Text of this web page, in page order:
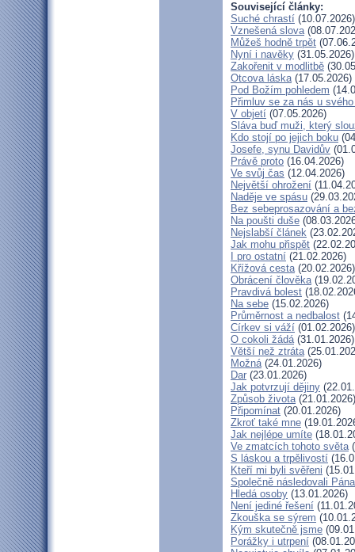
Související články:
Suché chrastí (10.07.2026)
Vznešená slova
Můžeš hodně trpět
Nyní i navěky (31.05.2026)
Zakořenit v modlitbě
Otcova láska(17.05.2026)
Pod Božím pohledem
Přimluv se za nás u
V objetí (07.05.2026)
Sláva buď muži, který
Kdo stojí po jejich boku
Josefe, synu Davidův
Právě proto (16.04.2026)
Ve svůj čas (12.04.2026)
Největší ohrožení
Naděje ve spásu
Bez sebeprosazování a
Na poušti duše
Nejslabší článek
Jak mohu přispět
I pro ostatní (21.02.2026)
Křížová cesta(20.02.2026)
Obrácení člověka
Pravdivá bolest
Na sebe (15.02.2026)
Průměrnost a nedbalost
Církev si váží (01.02.2026)
O cokoli žádá(31.01.2026)
Větší než ztráta
Možná(24.01.2026)
Dar (23.01.2026)
Jak potvrzují dějiny
Způsob života(21.01.2026)
Připomínat (20.01.2026)
Zkroť také mne
Jak nejlépe umíte
Ve zmatcích tohoto světa
S láskou a trpělivostí
Kteří mi byli svěřeni
Společně následovali Pána
Hledá osoby (13.01.2026)
Není jediné řešení
Zkouška se sýrem
Kým skutečně jsme
Porážky i utrpení